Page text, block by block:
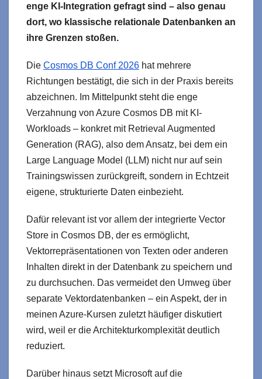
enge KI-Integration gefragt sind – also genau
dort, wo klassische relationale Datenbanken an
ihre Grenzen stoßen.
Die Cosmos DB Conf 2026 hat mehrere
Richtungen bestätigt, die sich in der Praxis bereits
abzeichnen. Im Mittelpunkt steht die enge
Verzahnung von Azure Cosmos DB mit KI-
Workloads – konkret mit Retrieval Augmented
Generation (RAG), also dem Ansatz, bei dem ein
Large Language Model (LLM) nicht nur auf sein
Trainingswissen zurückgreift, sondern in Echtzeit
eigene, strukturierte Daten einbezieht.
Dafür relevant ist vor allem der integrierte Vector
Store in Cosmos DB, der es ermöglicht,
Vektorrepräsentationen von Texten oder anderen
Inhalten direkt in der Datenbank zu speichern und
zu durchsuchen. Das vermeidet den Umweg über
separate Vektordatenbanken – ein Aspekt, der in
meinen Azure-Kursen zuletzt häufiger diskutiert
wird, weil er die Architekturkomplexität deutlich
reduziert.
Darüber hinaus setzt Microsoft auf die